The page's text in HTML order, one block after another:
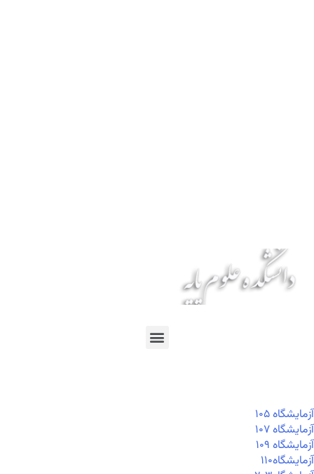
آزمايشگاه ۱۰۵
آزمايشگاه ۱۰۷
آزمايشگاه ۱۰۹
آزمايشگاه۱۱۰